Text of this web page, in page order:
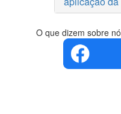
O que dizem sobre